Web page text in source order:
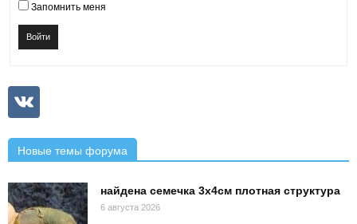
Запомнить меня
Войти
Новые темы форума
найдена семечка 3х4см плотная структура
6 августа 2026